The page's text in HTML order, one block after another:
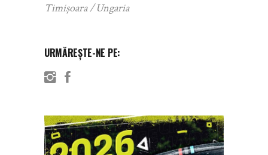
Timișoara
Ungaria
URMĂREȘTE-NE PE: